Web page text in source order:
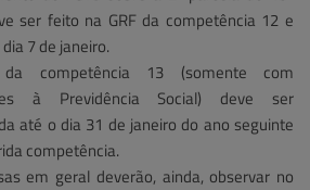
ser feito na GRF da competência 12 e
7 de janeiro.
competência 13 (somente com
à Previdência Social) deve ser
até o dia 31 de janeiro do ano seguinte
competência.
em geral deverão, ainda, observar no